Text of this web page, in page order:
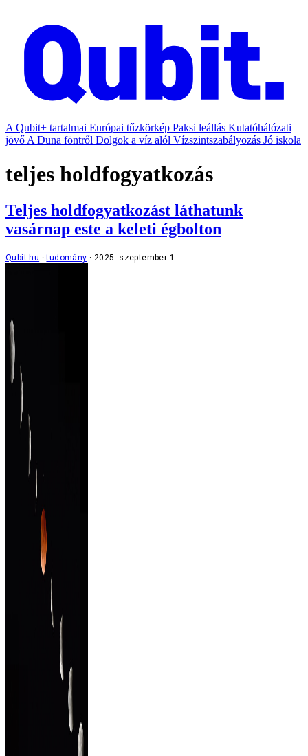
A Qubit+ tartalmai Európai tűzkörkép Paksi leállás Kutatóhálózati
jövő A Duna föntről Dolgok a víz alól Vízszintszabályozás Jó iskola
teljes holdfogyatkozás
Teljes holdfogyatkozást láthatunk
vasárnap este a keleti égbolton
Qubit.hu tudomány 2025. szeptember 1.